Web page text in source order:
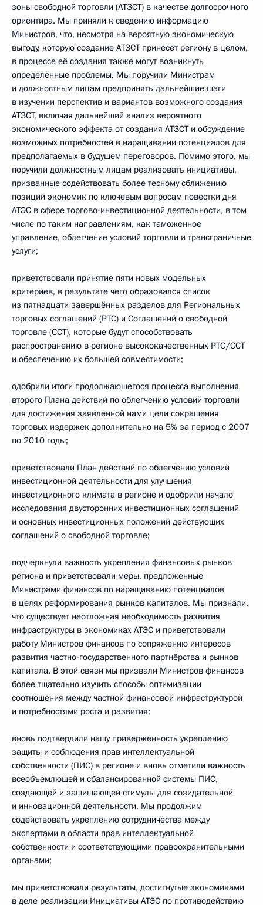
зоны свободной торговли (АТЗСТ) в качестве долгосрочного
ориентира. Мы приняли к сведению информацию
Министров, что, несмотря на вероятную экономическую
выгоду, которую создание АТЗСТ принесет региону в целом,
в процессе её создания также могут возникнуть
определённые проблемы. Мы поручили Министрам
и должностным лицам предпринять дальнейшие шаги
в изучении перспектив и вариантов возможного создания
АТЗСТ, включая дальнейший анализ вероятного
экономического эффекта от создания АТЗСТ и обсуждение
возможных потребностей в наращивании потенциалов для
предполагаемых в будущем переговоров. Помимо этого, мы
поручили должностным лицам реализовать инициативы,
призванные содействовать более тесному сближению
позиций экономик по ключевым вопросам повестки дня
АТЭС в сфере торгово-инвестиционной деятельности, в том
числе по таким направлениям, как таможенное
управление, облегчение условий торговли и трансграничные
услуги;
приветствовали принятие пяти новых модельных
критериев, в результате чего образовался список
из пятнадцати завершённых разделов для Региональных
торговых соглашений (РТС) и Соглашений о свободной
торговле (ССТ), которые будут способствовать
распространению в регионе высококачественных РТС/ССТ
и обеспечению их большей совместимости;
одобрили итоги продолжающегося процесса выполнения
второго Плана действий по облегчению условий торговли
для достижения заявленной нами цели сокращения
торговых издержек дополнительно на 5% за период с 2007
по 2010 годы;
приветствовали План действий по облегчению условий
инвестиционной деятельности для улучшения
инвестиционного климата в регионе и одобрили начало
исследования двусторонних инвестиционных соглашений
и основных инвестиционных положений действующих
соглашений о свободной торговле;
подчеркнули важность укрепления финансовых рынков
региона и приветствовали меры, предложенные
Министрами финансов по наращиванию потенциалов
в целях реформирования рынков капиталов. Мы признали,
что существует неотложная необходимость развития
инфраструктуры в экономиках АТЭС и приветствовали
работу Министров финансов по сопряжению интересов
развития частно-государственного партнёрства и рынков
капитала. В этой связи мы призвали Министров финансов
более тщательно изучить способы оптимизации
соотношения между частной финансовой инфраструктурой
и потребностями роста и развития;
вновь подтвердили нашу приверженность укреплению
защиты и соблюдения прав интеллектуальной
собственности (ПИС) в регионе и вновь отметили важность
всеобъемлющей и сбалансированной системы ПИС,
создающей и защищающей стимулы для созидательной
и инновационной деятельности. Мы продолжим
содействовать укреплению сотрудничества между
экспертами в области прав интеллектуальной
собственности и соответствующими правоохранительными
органами;
мы приветствовали результаты, достигнутые экономиками
в деле реализации Инициативы АТЭС по противодействию